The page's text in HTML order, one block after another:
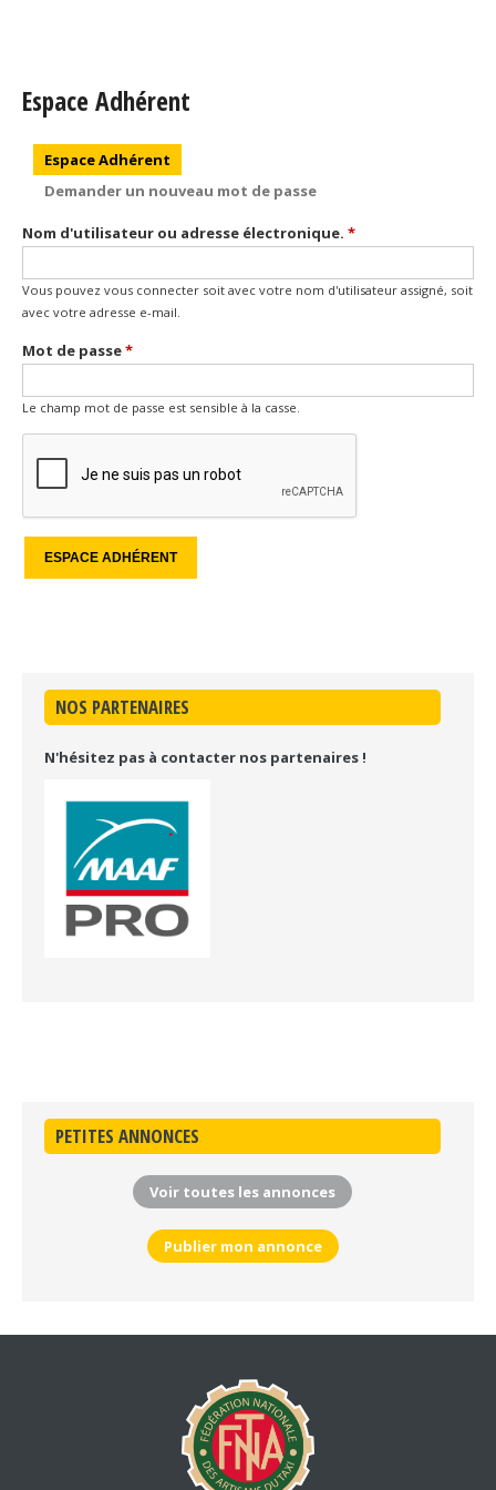
Espace Adhérent
Onglets principaux
Espace Adhérent
Demander un nouveau mot de passe
Nom d'utilisateur ou adresse électronique. *
Vous pouvez vous connecter soit avec votre nom d'utilisateur assigné, soit
avec votre adresse e-mail.
Mot de passe*
Le champ mot de passe est sensible à la casse.
NOS PARTENAIRES
N'hésitez pas à contacter nos partenaires !
PETITES ANNONCES
Voir toutes les annonces
Publier mon annonce